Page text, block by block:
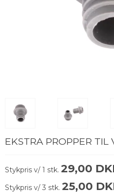
EKSTRA PROPPER
Stykpris v/ 1 stk. 29,00
Stykpris v/ 3 stk. 25,00